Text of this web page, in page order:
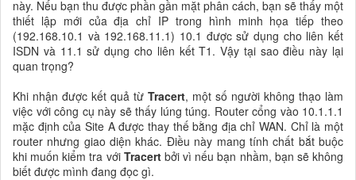
này. Nếu bạn thu được phần gần mặt phân cách, bạn sẽ thấy một
thiết lập mới của địa chỉ IP trong hình minh họa tiếp theo
(192.168.10.1 và 192.168.11.1) 10.1 được sử dụng cho liên kết
ISDN và 11.1 sử dụng cho liên kết T1. Vậy tại sao điều này lại
quan trọng?
Khi nhận được kết quả từ Tracert, một số người không thạo làm
việc với công cụ này sẽ thấy lúng túng. Router cổng vào 10.1.1.1
mặc định của Site A được thay thế bằng địa chỉ WAN. Chỉ là một
router nhưng giao diện khác. Điều này mang tính chất bắt buộc
khi muốn kiểm tra với Tracertbởi vì nếu bạn nhầm, bạn sẽ không
biết được mình đang đọc gì.